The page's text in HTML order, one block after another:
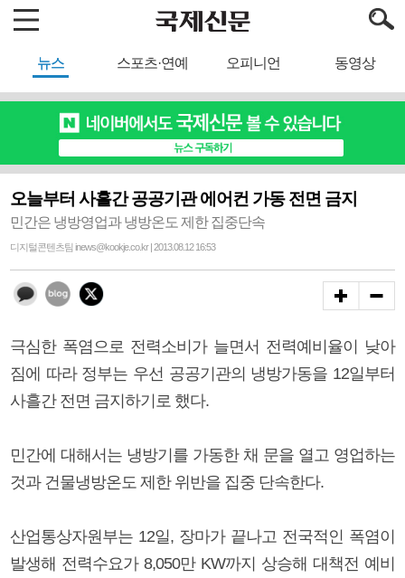
뉴스 스포츠·연예 오피니언 동영상
오늘부터 사흘간 공공기관 에어컨 가동 전면 금지
민간은 냉방영업과 냉방온도 제한 집중단속
디지털콘텐츠팀 inews@kookje.co.kr | 2013.08.12 16:53
극심한 폭염으로 전력소비가 늘면서 전력예비율이 낮아
짐에 따라 정부는 우선 공공기관의 냉방가동을 12일부터
사흘간 전면 금지하기로 했다.
민간에 대해서는 냉방기를 가동한 채 문을 열고 영업하는
것과 건물냉방온도 제한 위반을 집중 단속한다.
산업통상자원부는 12일, 장마가 끝나고 전국적인 폭염이
발생해 전력수요가 8,050만 KW까지 상승해 대책전 예비